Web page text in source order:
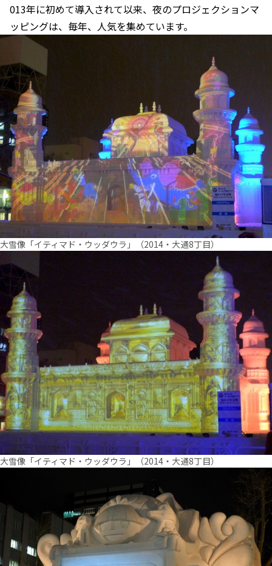
013年に初めて導入されて以来、夜のプロジェクションマ
ッピングは、毎年、人気を集めています。
大雪像「イティマド・ウッダウラ」（2014・大通8丁目）
大雪像「イティマド・ウッダウラ」（2014・大通8丁目）